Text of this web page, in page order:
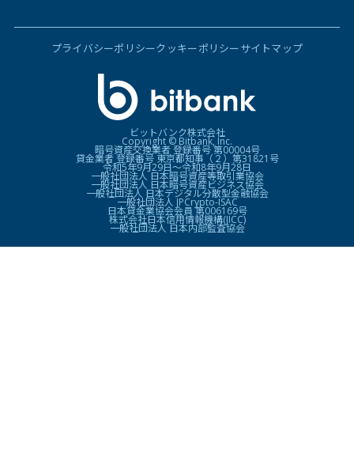
プライバシーポリシークッキーポリシーサイトマップ
ビットバンク株式会社
Copyright © Bitbank, Inc.
暗号資産交換業者 登録番号 第00004号
貸金業者 登録番号 東京都知事（２）第31821号
令和5年9月29日〜令和8年9月28日
一般社団法人 日本暗号資産等取引業協会
一般社団法人 日本暗号資産ビジネス協会
一般社団法人 日本デジタル分散型金融協会
一般社団法人 JPCrypto-ISAC
日本貸金業協会会員 第006169号
株式会社日本信用情報機構(JICC)
一般社団法人 日本内部監査協会